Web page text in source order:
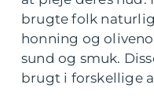
brugte folk
honning og
sund og smuk.
brugt i forskellige